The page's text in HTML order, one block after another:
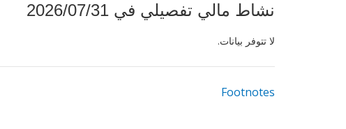
نشاط مالي تفصيلي في 2026/07/31
لا تتوفر بيانات.
Footnotes